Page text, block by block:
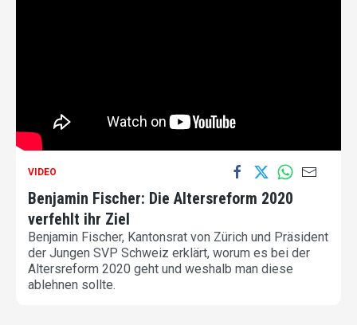
VIDEO
Benjamin Fischer: Die Altersreform 2020
verfehlt ihr Ziel
Benjamin Fischer, Kantonsrat von Zürich und Präsident
der Jungen SVP Schweiz erklärt, worum es bei der
Altersreform 2020 geht und weshalb man diese
ablehnen sollte.